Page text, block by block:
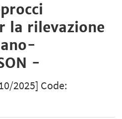
la rilevazione
-
2025] Code: